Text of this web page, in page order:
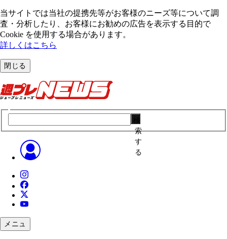
当サイトでは当社の提携先等がお客様のニーズ等について調
査・分析したり、お客様にお勧めの広告を表⽰する⽬的で
Cookie を使⽤する場合があります。
詳しくはこちら
閉じる
索
す
る
メニュ